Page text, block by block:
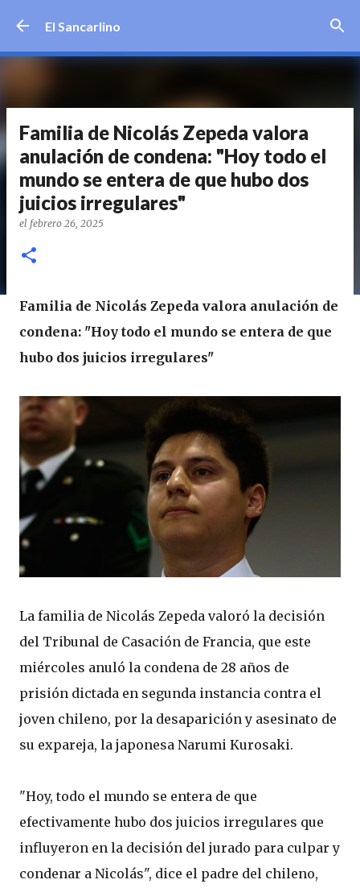
El Sancarlino
Familia de Nicolás Zepeda valora
anulación de condena: "Hoy todo el
mundo se entera de que hubo dos
juicios irregulares"
el febrero 26, 2025
Familia de Nicolás Zepeda valora anulación de
condena: "Hoy todo el mundo se entera de que
hubo dos juicios irregulares"
La familia de Nicolás Zepeda valoró la decisión
del Tribunal de Casación de Francia, que este
miércoles anuló la condena de 28 años de
prisión dictada en segunda instancia contra el
joven chileno, por la desaparición y asesinato de
su expareja, la japonesa Narumi Kurosaki.
"Hoy, todo el mundo se entera de que
efectivamente hubo dos juicios irregulares que
influyeron en la decisión del jurado para culpar y
condenar a Nicolás", dice el padre del chileno,